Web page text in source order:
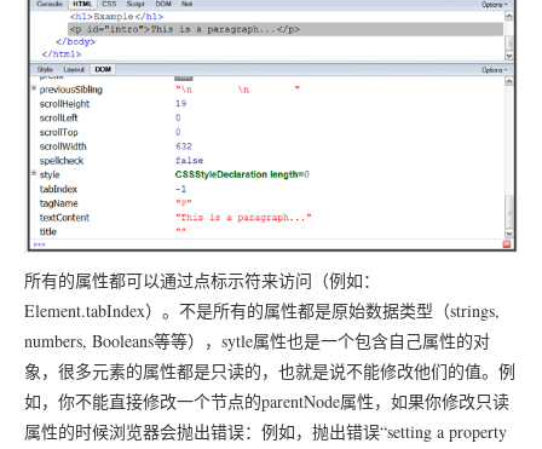
所有的属性都可以通过点标示符来访问（例如：
Element.tabIndex）。不是所有的属性都是原始数据类型（strings,
numbers, Booleans等等），sytle属性也是一个包含自己属性的对
象，很多元素的属性都是只读的，也就是说不能修改他们的值。例
如，你不能直接修改一个节点的parentNode属性，如果你修改只读
属性的时候浏览器会抛出错误：例如，抛出错误“setting a property